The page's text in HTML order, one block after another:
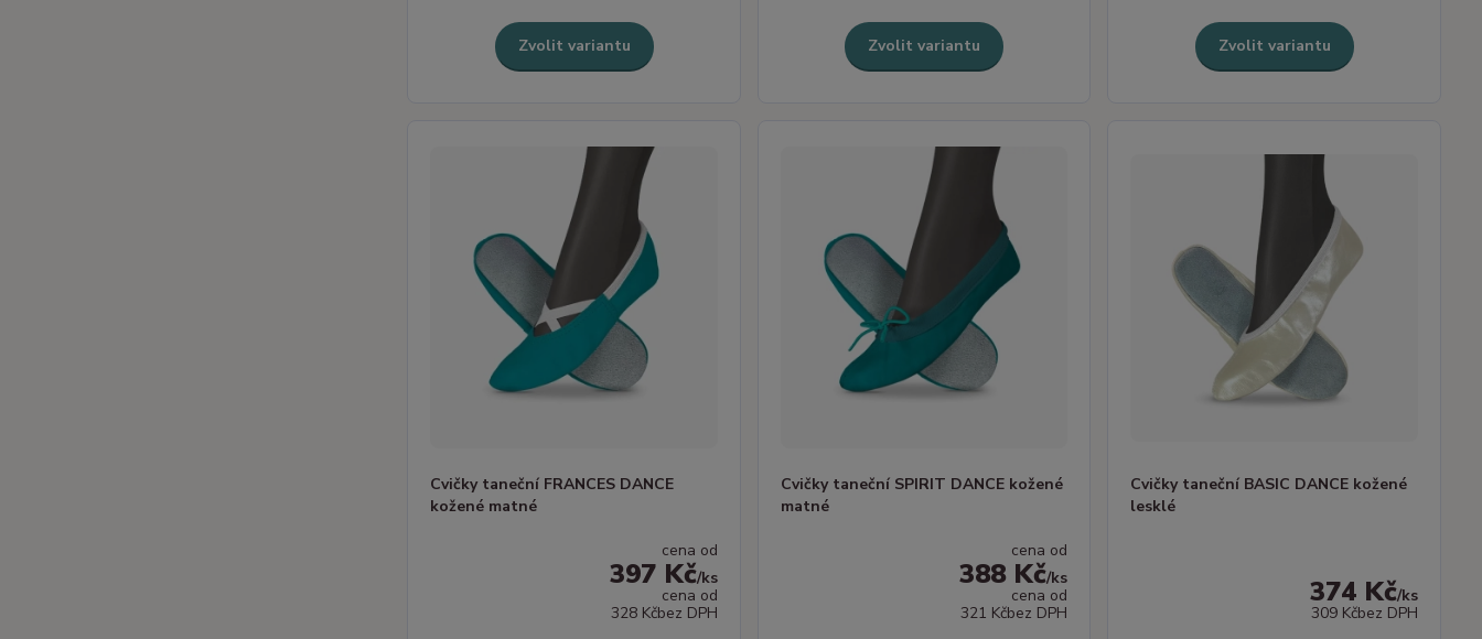
Zvolit variantu Zvolit variantu Zvolit variantu
Cvičky taneční FRANCES DANCE
kožené matné
cena od
397 Kč/ks
cena od
328 Kčbez DPH
Cvičky taneční SPIRIT DANCE kožené
matné
cena od
388 Kč/ks
cena od
321 Kčbez DPH
Cvičky taneční BASIC DANCE kožené
lesklé
374 Kč/ks
309 Kčbez DPH